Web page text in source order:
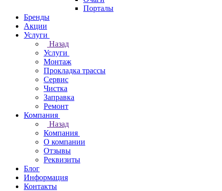
Порталы
Бренды
Акции
Услуги
Назад
Услуги
Монтаж
Прокладка трассы
Сервис
Чистка
Заправка
Ремонт
Компания
Назад
Компания
О компании
Отзывы
Реквизиты
Блог
Информация
Контакты